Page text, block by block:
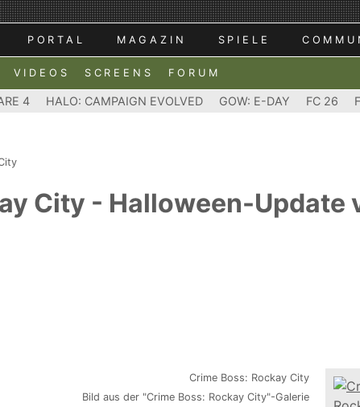
PORTAL MAGAZIN SPIELE
VIDEOS SCREENS FORUM
4 HALO: CAMPAIGN EVOLVED GOW: E-DAY FC 26
City - Halloween-Update
Bild aus der "Crime Boss: Rockay City"-Galerie